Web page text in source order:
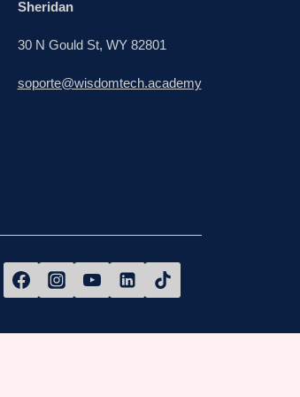
Sheridan
30 N Gould St, WY 82801
soporte@wisdomtech.academy